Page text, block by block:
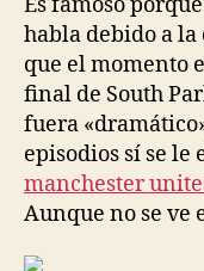
habla debido a la
que el momento
final de South
fuera
episodios sí se le
manchester
Aunque no se ve